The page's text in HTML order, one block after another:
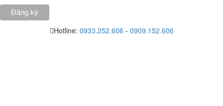
Hotline: 0933.252.606 - 0909.152.606